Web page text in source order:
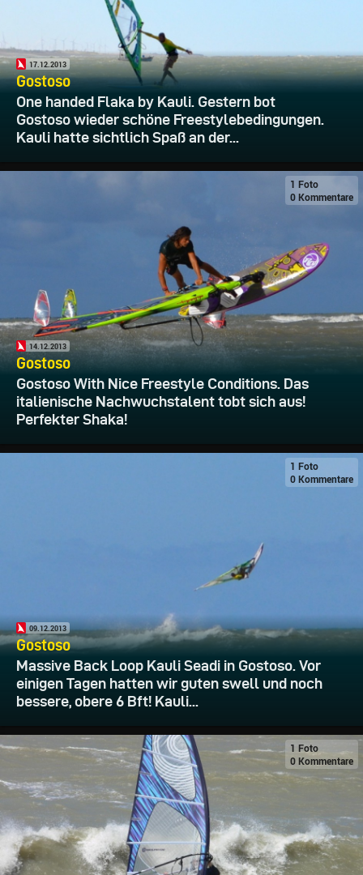
17.12.2013
Gostoso
One handed Flaka by Kauli. Gestern bot
Gostoso wieder schöne Freestylebedingungen.
Kauli hatte sichtlich Spaß an der...
1 Foto
0 Kommentare
14.12.2013
Gostoso
Gostoso With Nice Freestyle Conditions. Das
italienische Nachwuchstalent tobt sich aus!
Perfekter Shaka!
1 Foto
0 Kommentare
09.12.2013
Gostoso
Massive Back Loop Kauli Seadi in Gostoso. Vor
einigen Tagen hatten wir guten swell und noch
bessere, obere 6 Bft! Kauli...
1 Foto
0 Kommentare